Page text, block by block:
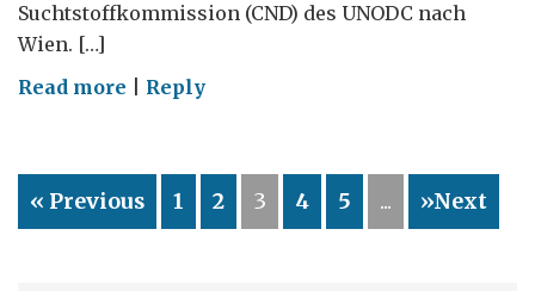
Suchtstoffkommission (CND) des UNODC nach
Wien. […]
Read more on
Wien
für
Reply
« Previous 1 2 3 4 5 ... »Next